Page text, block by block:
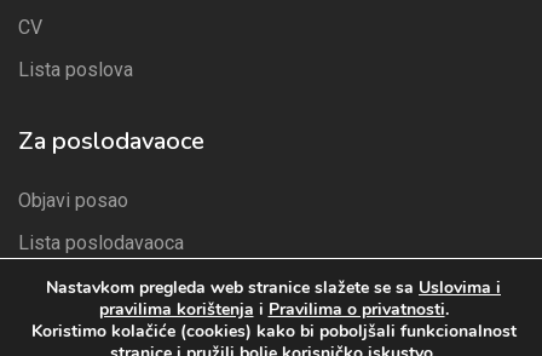
CV
Lista poslova
Za poslodavaoce
Objavi posao
Lista poslodavaoca
Paketi
Lista kandidata
Nastavkom pregleda web stranice slažete se sa Uslovima i
pravilima korištenja i Pravilima o privatnosti.
Koristimo kolačiće (cookies) kako bi poboljšali funkcionalnost